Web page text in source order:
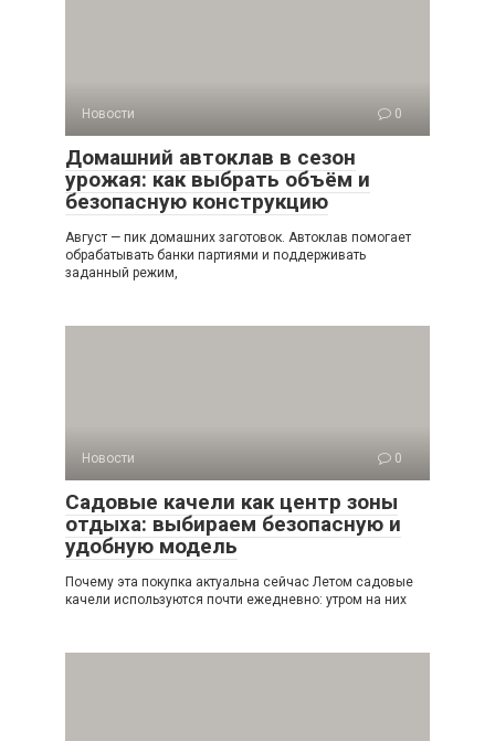
Новости 0
Домашний автоклав в сезон
урожая: как выбрать объём и
безопасную конструкцию
Август — пик домашних заготовок. Автоклав помогает
обрабатывать банки партиями и поддерживать
заданный режим,
Новости 0
Садовые качели как центр зоны
отдыха: выбираем безопасную и
удобную модель
Почему эта покупка актуальна сейчас Летом садовые
качели используются почти ежедневно: утром на них